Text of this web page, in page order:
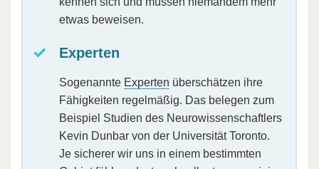
etwas beweisen.
Experten
Sogenannte Experten überschätzen ihre
Fähigkeiten regelmäßig. Das belegen zum
Beispiel Studien des Neurowissenschaftlers
Kevin Dunbar von der Universität Toronto.
Je sicherer wir uns in einem bestimmten